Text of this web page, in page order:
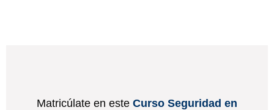
Matricúlate en este Curso Seguridad en